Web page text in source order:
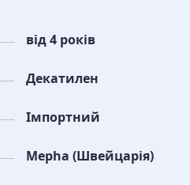
від 4 років
Декатилен
Імпортний
Mepha (Швейцарія)